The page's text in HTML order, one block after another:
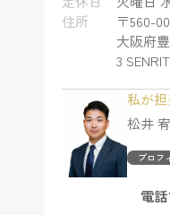
住所
〒560-
大阪府
3
私が
松井
プロフ
電